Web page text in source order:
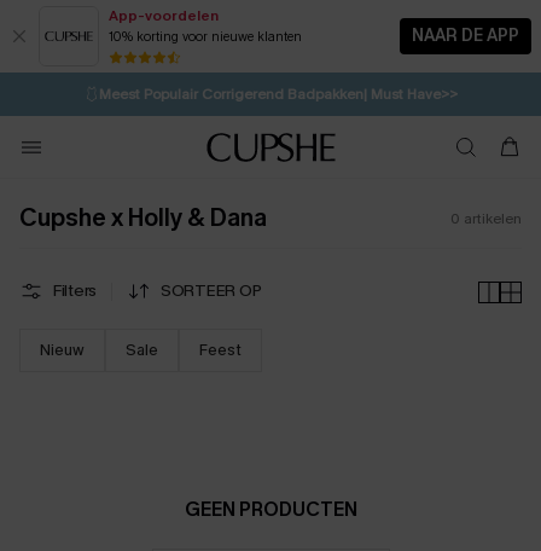
App-voordelen
10% korting voor nieuwe klanten NAAR DE APP
⚡️LAATSTE KANS | Tot 50% korting>>
🩱Meest Populair Corrigerend Badpakken| Must Have>>
💌Abonneer je & ontvang tot 15% korting>>
Koop 3, krijg 15% korting | CODE: SW15
Cupshe x Holly & Dana 0 artikelen
Filters SORTEER OP
Nieuw Sale Feest
GEEN PRODUCTEN